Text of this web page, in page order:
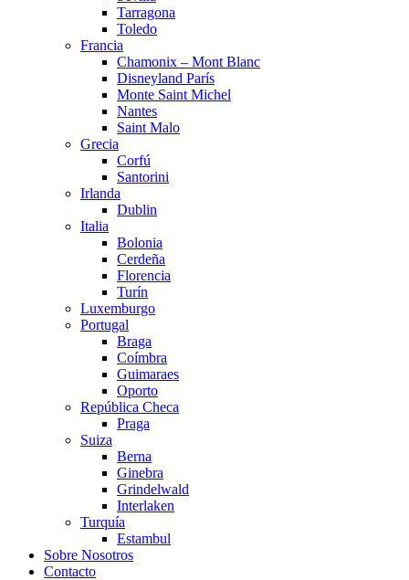
Tarragona
Toledo
Francia
Chamonix – Mont Blanc
Disneyland París
Monte Saint Michel
Nantes
Saint Malo
Grecia
Corfú
Santorini
Irlanda
Dublin
Italia
Bolonia
Cerdeña
Florencia
Turín
Luxemburgo
Portugal
Braga
Coímbra
Guimaraes
Oporto
República Checa
Praga
Suiza
Berna
Ginebra
Grindelwald
Interlaken
Turquía
Estambul
Sobre Nosotros
Contacto